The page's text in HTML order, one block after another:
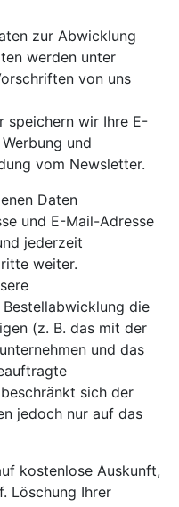
zur Abwicklung
werden unter
von uns
speichern wir Ihre E-
und
vom Newsletter.
Daten
und E-Mail-Adresse
jederzeit
weiter.
die
(z. B. das mit der
und das
sich der
jedoch nur auf das
kostenlose Auskunft,
Löschung Ihrer